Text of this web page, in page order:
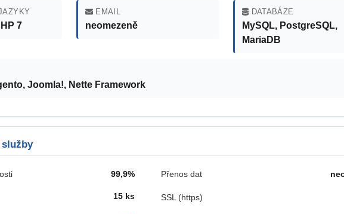
7
EMAIL
neomezeně
DATABÁZE
MySQL, PostgreSQL,
MariaDB
Joomla!, Nette Framework
99,9% Přenos dat
15 ks SSL (https)